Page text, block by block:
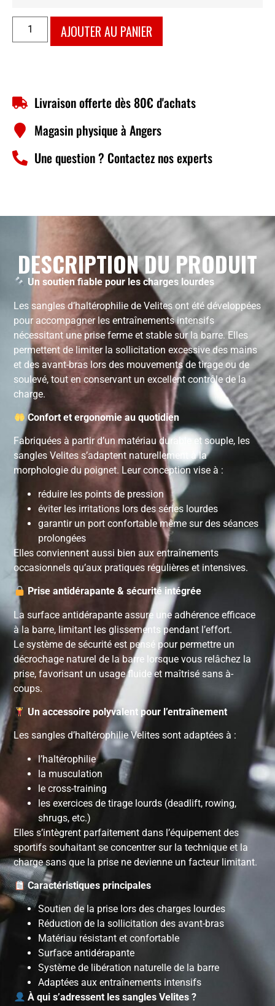
AJOUTER AU PANIER
Livraison offerte dès 80€ d'achats
Magasin physique à Angers
Une question ? Contactez nos experts
DESCRIPTION DU PRODUIT
Un soutien fiable pour les charges lourdes
Les sangles d’haltérophilie de Velites ont été développées
pour accompagner les entraînements intensifs
nécessitant une prise ferme et stable sur la barre. Elles
permettent de limiter la sollicitation excessive des mains
et des avant-bras lors des mouvements de tirage ou de
soulevé, tout en conservant un excellent contrôle de la
charge.
Confort et ergonomie au quotidien
Fabriquées à partir d’un matériau durable et souple, les
sangles Velites s’adaptent naturellement à la
morphologie du poignet. Leur conception vise à :
réduire les points de pression
éviter les irritations lors des séries lourdes
garantir un port confortable même sur des séances
prolongées
Elles conviennent aussi bien aux entraînements
occasionnels qu’aux pratiques régulières et intensives.
Prise antidérapante & sécurité intégrée
La surface antidérapante assure une adhérence efficace
à la barre, limitant les glissements pendant l’effort.
Le système de sécurité est pensé pour permettre un
décrochage naturel de la barre lorsque vous relâchez la
prise, favorisant un usage fluide et maîtrisé sans à-
coups.
Un accessoire polyvalent pour l’entraînement
Les sangles d’haltérophilie Velites sont adaptées à :
l’haltérophilie
la musculation
le cross-training
les exercices de tirage lourds (deadlift, rowing,
shrugs, etc.)
Elles s’intègrent parfaitement dans l’équipement des
sportifs souhaitant se concentrer sur la technique et la
charge sans que la prise ne devienne un facteur limitant.
Caractéristiques principales
Soutien de la prise lors des charges lourdes
Réduction de la sollicitation des avant-bras
Matériau résistant et confortable
Surface antidérapante
Système de libération naturelle de la barre
Adaptées aux entraînements intensifs
À qui s’adressent les sangles Velites ?